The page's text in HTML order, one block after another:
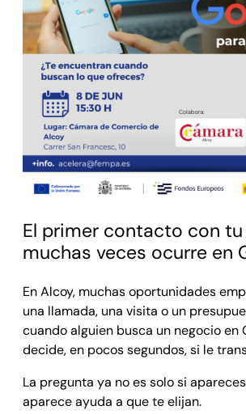
El primer contacto con
muchas veces ocurre en
En Alcoy, muchas oportunidades
una llamada, una visita o un
cuando alguien busca un negocio en
decide, en pocos segundos, si le
La pregunta ya no es solo si
aparece ayuda a que te elijan.